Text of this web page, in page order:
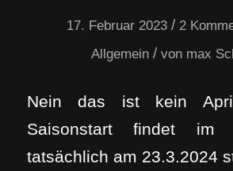
17. Februar 2023 / 2
Allgemein / von max
Nein das ist kein
Saisonstart findet im
tatsächlich am 23.3.2024